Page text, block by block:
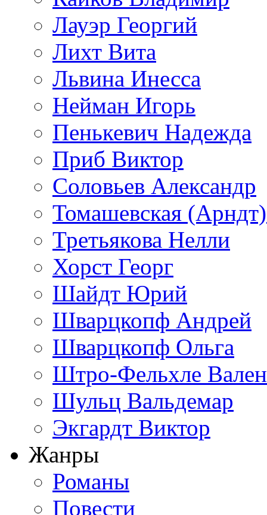
Лауэр Георгий
Лихт Вита
Львина Инесса
Нейман Игорь
Пенькевич Надежда
Приб Виктор
Соловьев Александр
Томашевская
Третьякова Нелли
Хорст Георг
Шайдт Юрий
Шварцкопф Андрей
Шварцкопф Ольга
Штро-Фельхле
Шульц Вальдемар
Экгардт Виктор
Жанры
Романы
Повести